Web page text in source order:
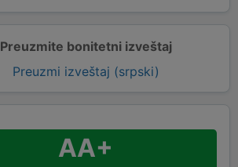
Preuzmite bonitetni izveštaj
Preuzmi izveštaj (srpski)
AA+